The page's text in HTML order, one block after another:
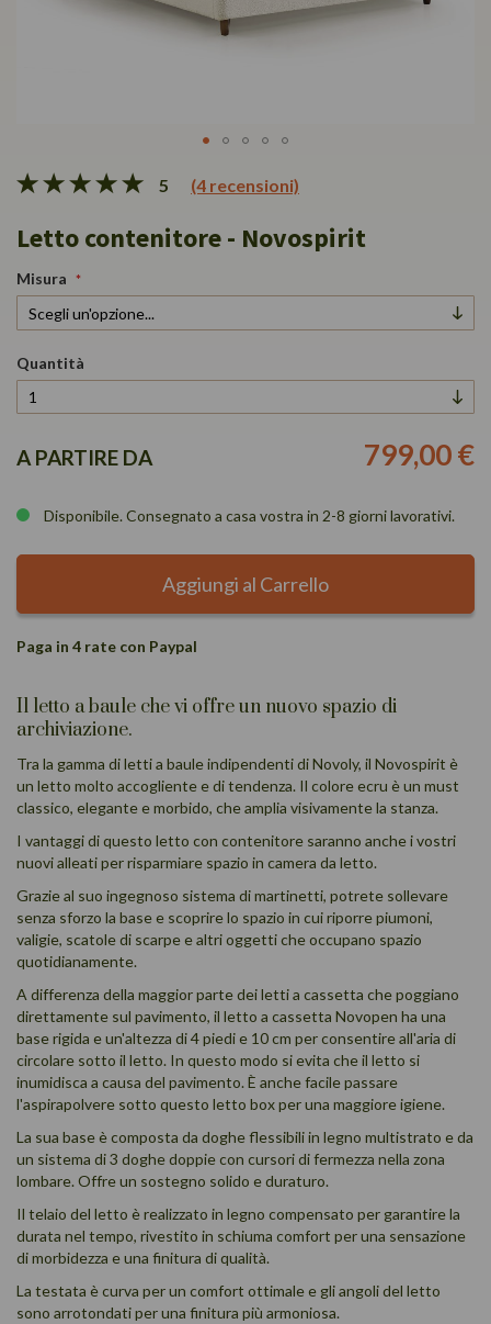
5 (4 recensioni)
Letto contenitore - Novospirit
Misura
Quantità
A PARTIRE DA 799,00 €
Disponibile. Consegnato a casa vostra in 2-8 giorni lavorativi.
Aggiungi al Carrello
Paga in 4 rate con Paypal
Il letto a baule che vi offre un nuovo spazio di
archiviazione.
Tra la gamma diletti a baule indipendentidi Novoly, il Novospirit è
un letto molto accogliente e di tendenza. Il colore ecru è un must
classico, elegante e morbido, che amplia visivamente la stanza.
I vantaggi di questo letto con contenitore saranno anche i vostri
nuovi alleati per risparmiare spazio in camera da letto.
Grazie al suo ingegnoso sistema di martinetti, potrete sollevare
senza sforzo la base e scoprire lo spazio in cui riporre piumoni,
valigie, scatole di scarpe e altri oggetti che occupano spazio
quotidianamente.
A differenza della maggior parte dei letti a cassetta che poggiano
direttamente sul pavimento, il letto a cassetta Novopen ha una
base rigida e un'altezza di 4 piedi e 10 cm per consentire all'aria di
circolare sotto il letto. In questo modo si evita che il letto si
inumidisca a causa del pavimento. È anche facile passare
l'aspirapolvere sotto questo letto box per una maggiore igiene.
La sua base è composta da doghe flessibili in legno multistrato e da
un sistema di 3 doghe doppie con cursori di fermezza nella zona
lombare. Offre un sostegno solido e duraturo.
Il telaio del letto è realizzato in legno compensato per garantire la
durata nel tempo, rivestito in schiuma comfort per una sensazione
di morbidezza e una finitura di qualità.
La testata è curva per un comfort ottimale e gli angoli del letto
sono arrotondati per una finitura più armoniosa.
all'inizio
galleria
immagini